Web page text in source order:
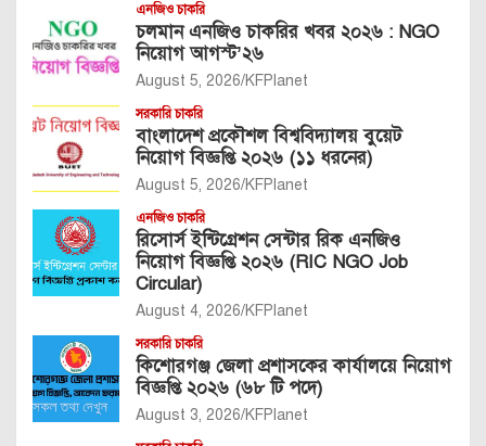
এনজিও চাকরি
চলমান এনজিও চাকরির খবর ২০২৬ : NGO
নিয়োগ আগস্ট’২৬
August 5, 2026 KFPlanet
সরকারি চাকরি
বাংলাদেশ প্রকৌশল বিশ্ববিদ্যালয় বুয়েট
নিয়োগ বিজ্ঞপ্তি ২০২৬ (১১ ধরনের)
August 5, 2026 KFPlanet
এনজিও চাকরি
রিসোর্স ইন্টিগ্রেশন সেন্টার রিক এনজিও
নিয়োগ বিজ্ঞপ্তি ২০২৬ (RIC NGO Job
Circular)
August 4, 2026 KFPlanet
সরকারি চাকরি
কিশোরগঞ্জ জেলা প্রশাসকের কার্যালয়ে নিয়োগ
বিজ্ঞপ্তি ২০২৬ (৬৮ টি পদে)
August 3, 2026 KFPlanet